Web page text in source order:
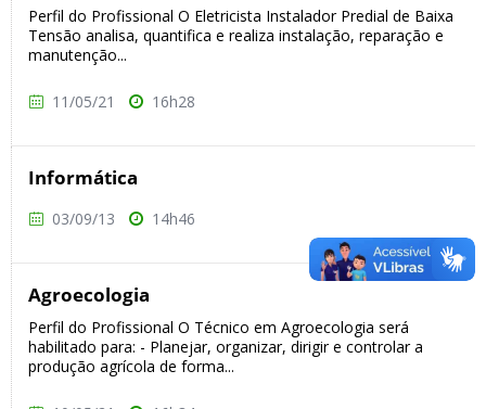
Perfil do Profissional O Eletricista Instalador Predial de Baixa
Tensão analisa, quantifica e realiza instalação, reparação e
manutenção...
11/05/21 16h28
Informática
03/09/13 14h46
Agroecologia
Perfil do Profissional O Técnico em Agroecologia será
habilitado para: - Planejar, organizar, dirigir e controlar a
produção agrícola de forma...